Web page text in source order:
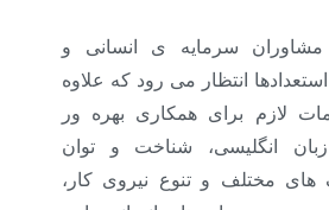
سرمایه ی انسانی و
انتظار می رود که علاوه
لازم برای همکاری بهره ور
انگلیسی، شناخت و توان
های مختلف و تنوع نیروی کار،